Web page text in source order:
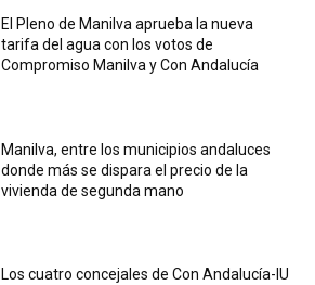
El Pleno de Manilva aprueba la nueva
tarifa del agua con los votos de
Compromiso Manilva y Con Andalucía
Manilva, entre los municipios andaluces
donde más se dispara el precio de la
vivienda de segunda mano
Los cuatro concejales de Con Andalucía-IU